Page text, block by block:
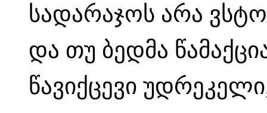
სადარაჯოს არა
და თუ ბედმა
წავიქცევი